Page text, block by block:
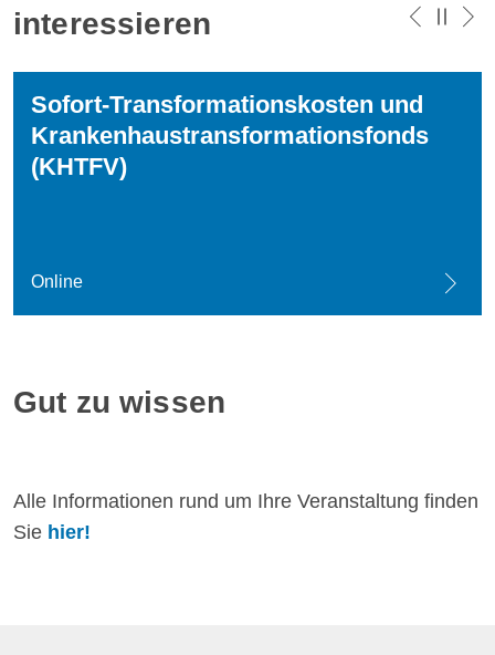
interessieren
Sofort-Transformationskosten und
Krankenhaustransformationsfonds
(KHTFV)
Online
Gut zu wissen
Alle Informationen rund um Ihre Veranstaltung finden
Sie hier!